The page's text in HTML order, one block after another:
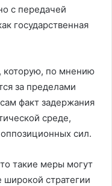
с передачей
государственная
которую, по мнению
за пределами
факт задержания
среде,
сил.
такие меры могут
широкой стратегии